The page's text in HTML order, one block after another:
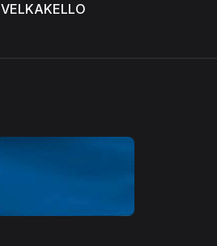
VELKAKELLO